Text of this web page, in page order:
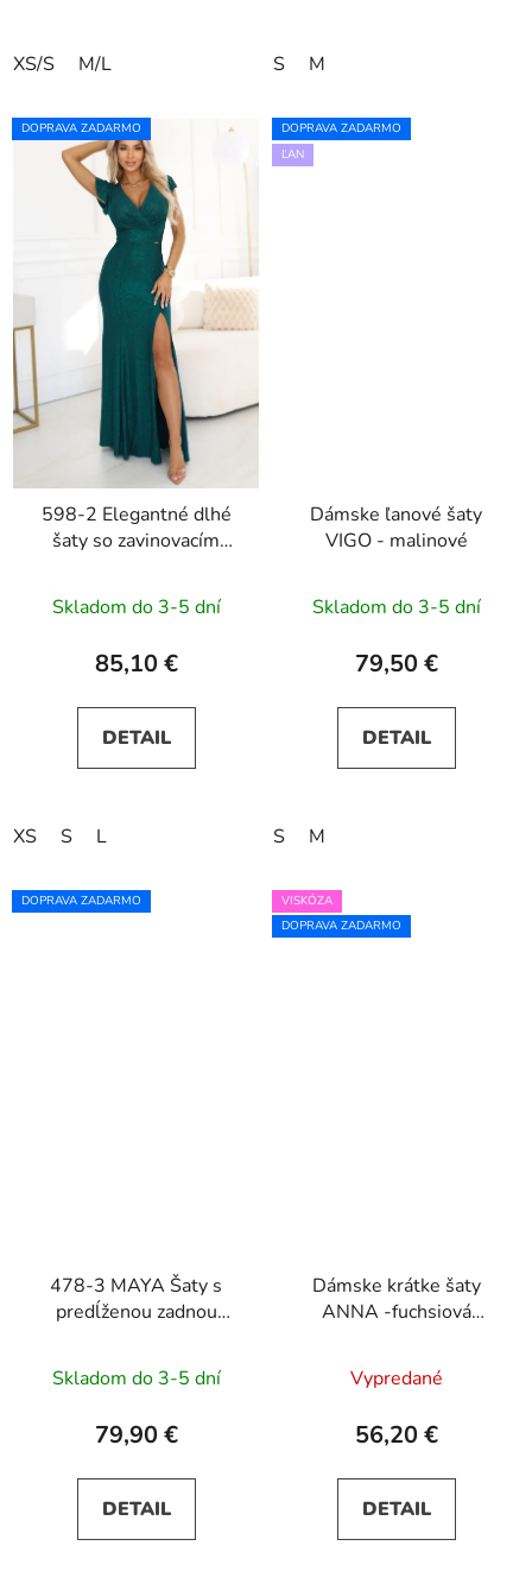
XS/S M/L S M
DOPRAVA ZADARMO
598-2 Elegantné dlhé
šaty so zavinovacím
zelené s trblietkami
Skladom do 3-5 dní
85,10 €
DETAIL
XS S L
DOPRAVA ZADARMO
ĽAN
Dámske ľanové šaty
VIGO - malinové
Skladom do 3-5 dní
79,50 €
DETAIL
S M
DOPRAVA ZADARMO
478-3 MAYA Šaty s
predĺženou zadnou
opaskom - zelené
Skladom do 3-5 dní
79,90 €
DETAIL
VISKÓZA
DOPRAVA ZADARMO
Dámske krátke šaty
ANNA -fuchsiová
Vypredané
56,20 €
DETAIL